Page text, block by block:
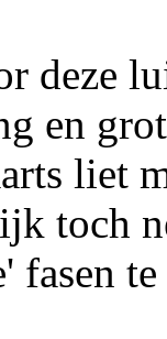
deze
en
liet
toch
fasen